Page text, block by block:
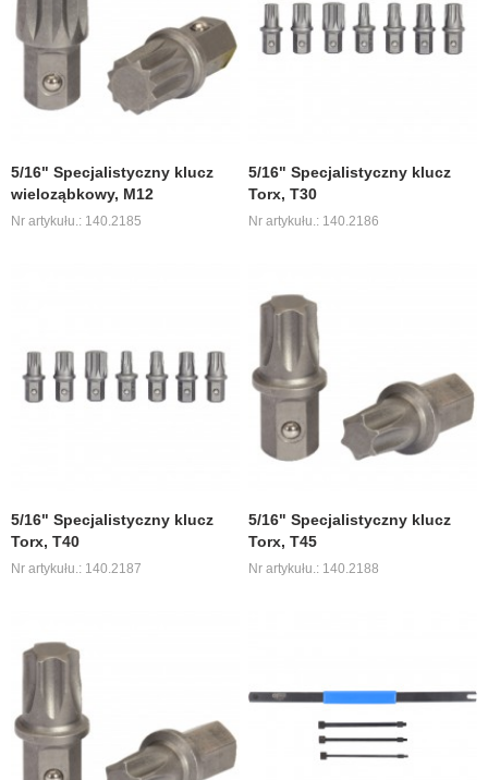
5/16" Specjalistyczny klucz
wieloząbkowy, M12
Nr artykułu.: 140.2185
5/16" Specjalistyczny klucz
Torx, T30
Nr artykułu.: 140.2186
5/16" Specjalistyczny klucz
Torx, T40
Nr artykułu.: 140.2187
5/16" Specjalistyczny klucz
Torx, T45
Nr artykułu.: 140.2188